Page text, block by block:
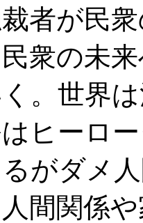
者が民
衆の未
。世界
ヒーロ
がダメ
間関係